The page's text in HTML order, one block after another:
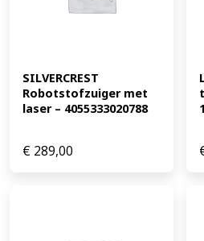
SILVERCREST
Robotstofzuiger met
laser – 4055333020788
€ 289,00